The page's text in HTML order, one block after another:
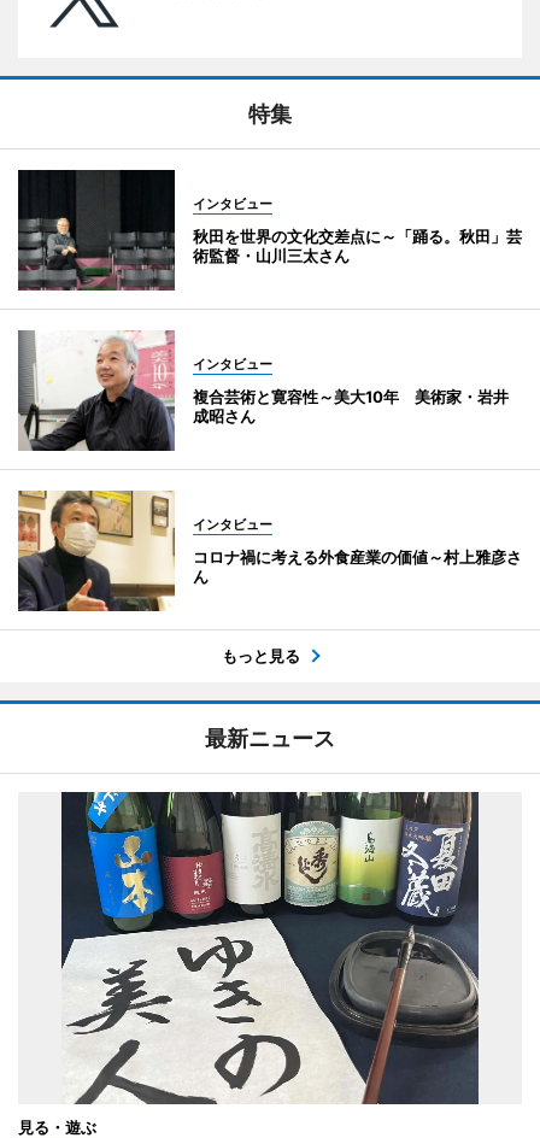
特集
インタビュー
秋田を世界の文化交差点に～「踊る。秋田」芸
術監督・山川三太さん
インタビュー
複合芸術と寛容性～美大10年 美術家・岩井
成昭さん
インタビュー
コロナ禍に考える外食産業の価値～村上雅彦さ
ん
もっと見る
最新ニュース
見る・遊ぶ